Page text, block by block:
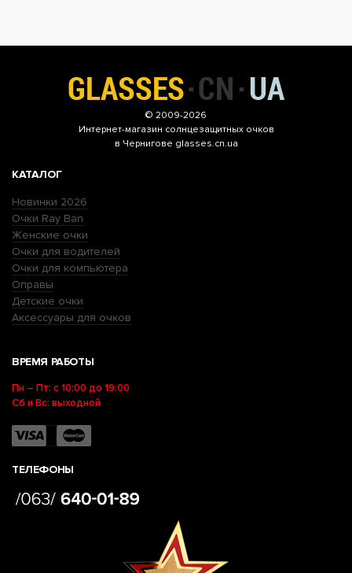
© 2009-2026
Интернет-магазин солнцезащитных очков
в Чернигове glasses.cn.ua
КАТАЛОГ
Новинки 2026
Очки Ray Ban
Женские очки
Очки для водителей
Очки для компьютера
Оправы
Детские очки
Аксессуары для очков
ВРЕМЯ РАБОТЫ
Пн – Пт: с 10:00 до 19:00
Сб и Вс: выходной
ТЕЛЕФОНЫ